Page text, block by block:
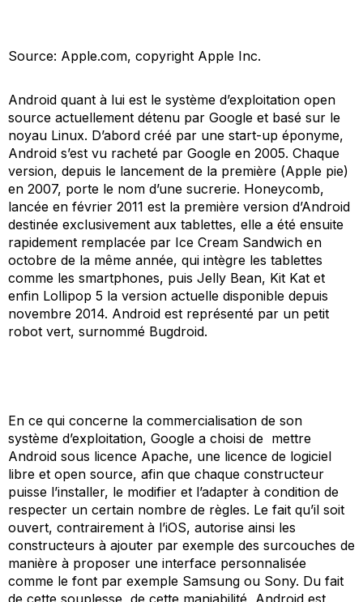
Source: Apple.com, copyright Apple Inc.
Android quant à lui est le système d’exploitation open
source actuellement détenu par Google et basé sur le
noyau Linux. D’abord créé par une start-up éponyme,
Android s’est vu racheté par Google en 2005. Chaque
version, depuis le lancement de la première (Apple pie)
en 2007, porte le nom d’une sucrerie. Honeycomb,
lancée en février 2011 est la première version d’Android
destinée exclusivement aux tablettes, elle a été ensuite
rapidement remplacée par Ice Cream Sandwich en
octobre de la même année, qui intègre les tablettes
comme les smartphones, puis Jelly Bean, Kit Kat et
enfin Lollipop 5 la version actuelle disponible depuis
novembre 2014. Android est représenté par un petit
robot vert, surnommé Bugdroid.
En ce qui concerne la commercialisation de son
système d’exploitation, Google a choisi de mettre
Android sous licence Apache, une licence de logiciel
libre et open source, afin que chaque constructeur
puisse l’installer, le modifier et l’adapter à condition de
respecter un certain nombre de règles. Le fait qu’il soit
ouvert, contrairement à l’iOS, autorise ainsi les
constructeurs à ajouter par exemple des surcouches de
manière à proposer une interface personnalisée
comme le font par exemple Samsung ou Sony. Du fait